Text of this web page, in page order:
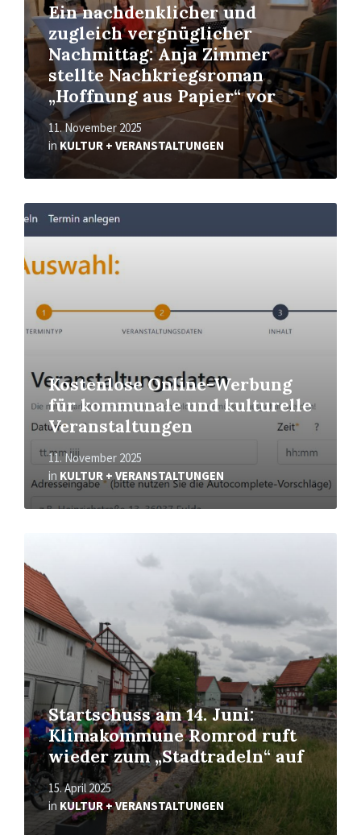
Ein nachdenklicher und
zugleich vergnüglicher
Nachmittag: Anja Zimmer
stellte Nachkriegsroman
„Hoffnung aus Papier“ vor
11. November 2025
in KULTUR + VERANSTALTUNGEN
Kostenlose Online-Werbung
für kommunale und kulturelle
Veranstaltungen
11. November 2025
in KULTUR + VERANSTALTUNGEN
Read
More
Startschuss am 14. Juni:
Klimakommune Romrod ruft
wieder zum „Stadtradeln“ auf
15. April 2025
in KULTUR + VERANSTALTUNGEN